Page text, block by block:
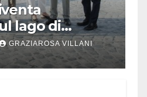
lago di
GRAZIAROSA VILLANI